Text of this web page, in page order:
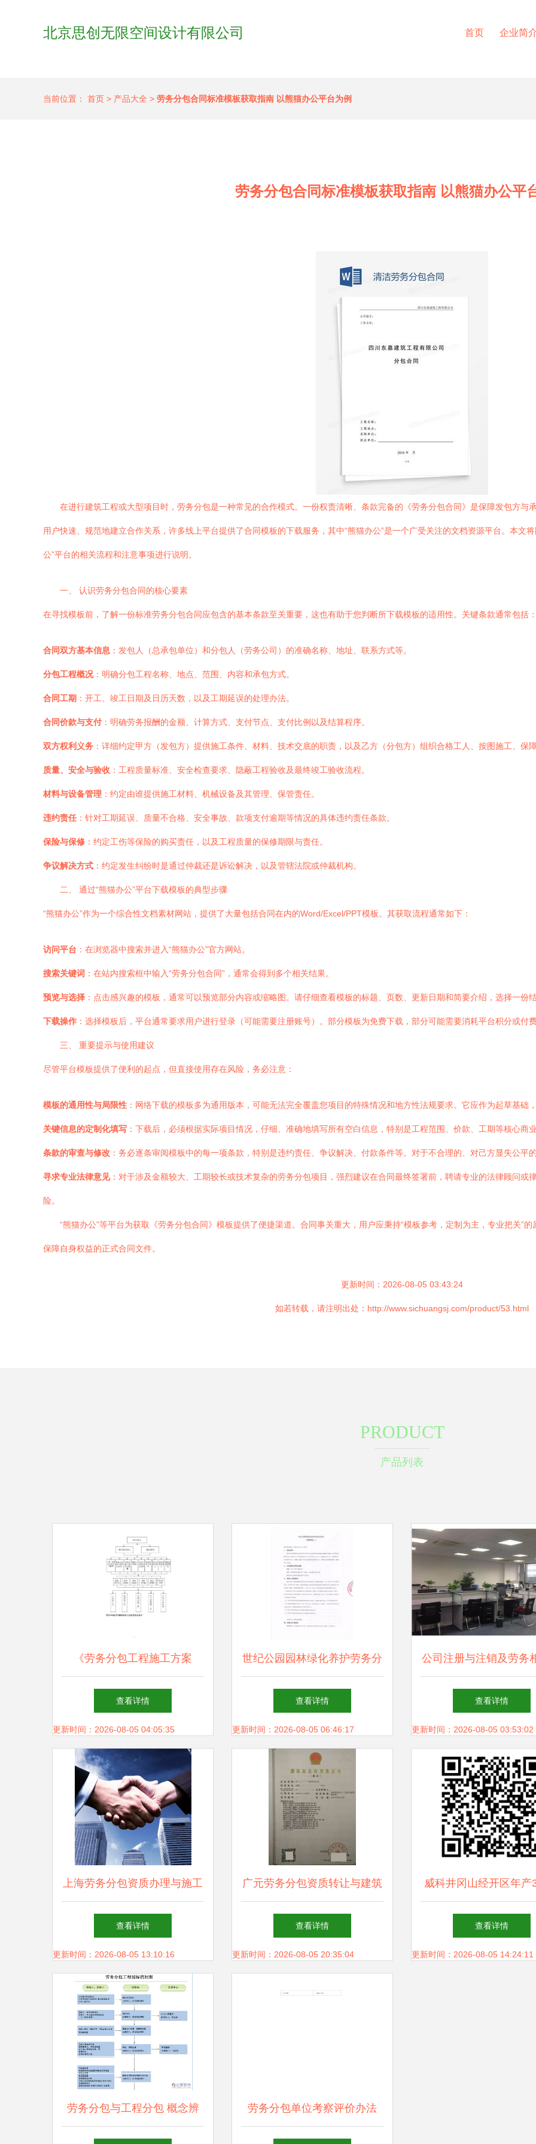
北京思创无限空间设计有限公司 首页 企业简
当前位置： 首页 > 产品大全 > 劳务分包合同标准模板获取指南 以熊猫办公平台为例
劳务分包合同标准模板获取指南 以熊猫办公平
在进行建筑工程或大型项目时，劳务分包是一种常见的合作模式。一份权责清晰、条款完备的《劳务分包合同》是保障发包方与
用户快速、规范地建立合作关系，许多线上平台提供了合同模板的下载服务，其中“熊猫办公”是一个广受关注的文档资源平台。本文
公”平台的相关流程和注意事项进行说明。
一、 认识劳务分包合同的核心要素
在寻找模板前，了解一份标准劳务分包合同应包含的基本条款至关重要，这也有助于您判断所下载模板的适用性。关键条款通常包括：
合同双方基本信息 ：发包人（总承包单位）和分包人（劳务公司）的准确名称、地址、联系方式等。
分包工程概况：明确分包工程名称、地点、范围、内容和承包方式。
合同工期 ：开工、竣工日期及日历天数，以及工期延误的处理办法。
合同价款与支付 ：明确劳务报酬的金额、计算方式、支付节点、支付比例以及结算程序。
双方权利义务 ：详细约定甲方（发包方）提供施工条件、材料、技术交底的职责，以及乙方（分包方）组织合格工人、按图施工、保
质量、安全与验收 ：工程质量标准、安全检查要求、隐蔽工程验收及最终竣工验收流程。
材料与设备管理 ：约定由谁提供施工材料、机械设备及其管理、保管责任。
违约责任 ：针对工期延误、质量不合格、安全事故、款项支付逾期等情况的具体违约责任条款。
保险与保修 ：约定工伤等保险的购买责任，以及工程质量的保修期限与责任。
争议解决方式 ：约定发生纠纷时是通过仲裁还是诉讼解决，以及管辖法院或仲裁机构。
二、 通过“熊猫办公”平台下载模板的典型步骤
“熊猫办公”作为一个综合性文档素材网站，提供了大量包括合同在内的Word/Excel/PPT模板。其获取流程通常如下：
访问平台 ：在浏览器中搜索并进入“熊猫办公”官方网站。
搜索关键词 ：在站内搜索框中输入“劳务分包合同”，通常会得到多个相关结果。
预览与选择 ：点击感兴趣的模板，通常可以预览部分内容或缩略图。请仔细查看模板的标题、页数、更新日期和简要介绍，选择一份
下载操作 ：选择模板后，平台通常要求用户进行登录（可能需要注册账号）。部分模板为免费下载，部分可能需要消耗平台积分或付
三、 重要提示与使用建议
尽管平台模板提供了便利的起点，但直接使用存在风险，务必注意：
模板的通用性与局限性 ：网络下载的模板多为通用版本，可能无法完全覆盖您项目的特殊情况和地方性法规要求。它应作为起草基础
关键信息的定制化填写 ：下载后，必须根据实际项目情况，仔细、准确地填写所有空白信息，特别是工程范围、价款、工期等核心商
条款的审查与修改 ：务必逐条审阅模板中的每一项条款，特别是违约责任、争议解决、付款条件等。对于不合理的、对己方显失公平
寻求专业法律意见：对于涉及金额较大、工期较长或技术复杂的劳务分包项目，强烈建议在合同最终签署前，聘请专业的法律顾问或
险。
“熊猫办公”等平台为获取《劳务分包合同》模板提供了便捷渠道。合同事关重大，用户应秉持“模板参考，定制为主，专业把关”
保障自身权益的正式合同文件。
更新时间：2026-08-05 03:43:24
如若转载，请注明出处：http://www.sichuangsj.com/product/53.html
PRODUCT
产品列表
《劳务分包工程施工方案
（2024年修订版）》在施工总
承包模式下的核心要点与实施
查看详情
更新时间：2026-08-05 04:05:35
世纪公园园林绿化养护劳务分
包项目公告
查看详情
更新时间：2026-08-05 06:46:17
公司注册与注销及劳务
质服务指南
查看详情
更新时间：2026-08-05 03:53:02
上海劳务分包资质办理与施工
总承包的关系及相关材料详解
查看详情
更新时间：2026-08-05 13:10:16
广元劳务分包资质转让与建筑
施工资质办理 全面解析与专
业服务指南
查看详情
更新时间：2026-08-05 20:35:04
威科井冈山经开区年产
长碳链脂肪酸酰胺系列
目机电劳务分包工程（
查看详情
更新时间：2026-08-05 14:24:11
劳务分包与工程分包 概念辨 劳务分包单位考察评价办法